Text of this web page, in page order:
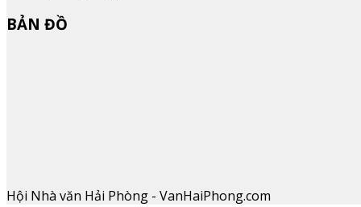
BẢN ĐỒ
Hội Nhà văn Hải Phòng - VanHaiPhong.com